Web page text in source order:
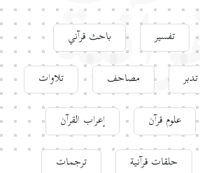
تفسير باحث قرآني
تدبر مصاحف تلاوات
علوم قرآن إعراب القرآن
حلقات قرآنية ترجمات